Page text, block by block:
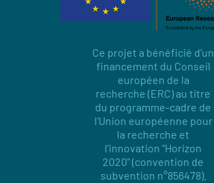
Ce projet a bénéficié d’un
financement du Conseil
européen de la
recherche (ERC) au titre
du programme-cadre de
l’Union européenne pour
la recherche et
l’innovation "Horizon
2020" (convention de
subvention n°856478).